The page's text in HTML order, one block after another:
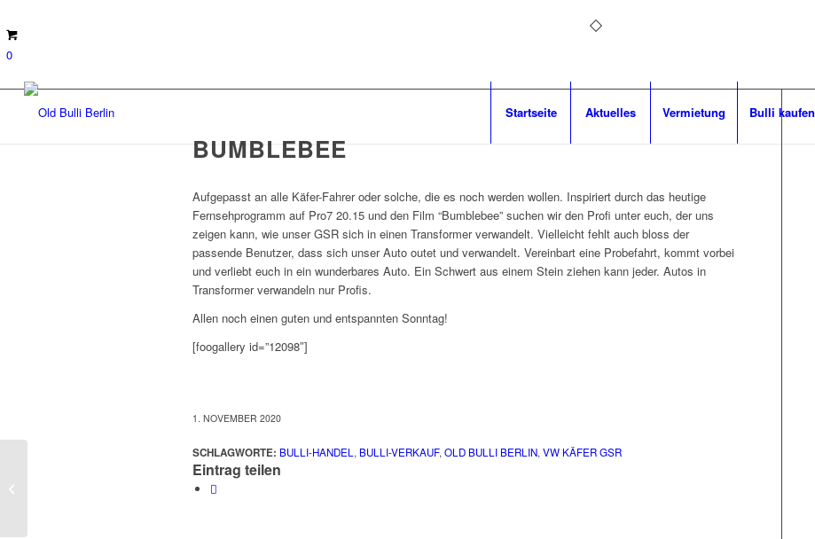
0
Startseite Aktuelles Vermietung Bulli kaufen
BUMBLEBEE
Aufgepasst an alle Käfer-Fahrer oder solche, die es noch werden wollen. Inspiriert durch das heutige
Fernsehprogramm auf Pro7 20.15 und den Film “Bumblebee” suchen wir den Profi unter euch, der uns
zeigen kann, wie unser GSR sich in einen Transformer verwandelt. Vielleicht fehlt auch bloss der
passende Benutzer, dass sich unser Auto outet und verwandelt. Vereinbart eine Probefahrt, kommt vorbei
und verliebt euch in ein wunderbares Auto. Ein Schwert aus einem Stein ziehen kann jeder. Autos in
Transformer verwandeln nur Profis.
Allen noch einen guten und entspannten Sonntag!
[foogallery id=”12098″]
1. NOVEMBER 2020
SCHLAGWORTE: BULLI-HANDEL, BULLI-VERKAUF,OLD BULLI BERLIN,VW KÄFER GSR
Eintrag teilen